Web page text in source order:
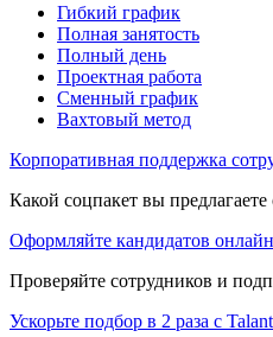
Гибкий график
Полная занятость
Полный день
Проектная работа
Сменный график
Вахтовый метод
Корпоративная поддержка
Какой соцпакет вы
Оформляйте кандидатов онлайн
Проверяйте сотрудников и
Ускорьте подбор в 2 раза с